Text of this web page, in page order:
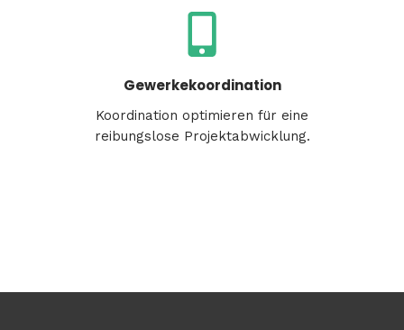
Gewerkekoordination
Koordination optimieren für eine
reibungslose Projektabwicklung.